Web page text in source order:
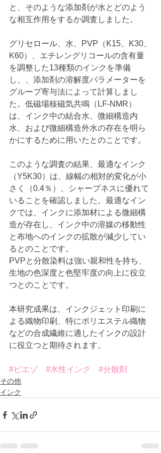
と、そのような添加剤が水とどのよう
な相互作用をするか調査しました。
グリセロール、水、PVP（K15、K30、
K60）、エチレングリコールの含有量
を調整した13種類のインクを準備
し、、添加剤の溶解度パラメーターを
グループ寄与法によって計算しまし
た。低磁場核磁気共鳴（LF-NMR）
は、インク中の結合水、微細構造内
水、および微細構造外水の存在を明ら
かにするために用いたとのことです。
このような調査の結果、最適なインク
（Y5K30）は、線幅の相対的変化が小
さく（0.4％）、シャープネスに優れて
いることを確認しました。最適なイン
クでは、インクに添加材による微細構
造が存在し、インク中の溶媒の移動性
と布地へのインクの拡散が減少してい
るとのことです。
PVPと分散染料は強い親和性を持ち、
生地の色深度と色堅牢度の向上に役立
つとのことです。
本研究成果は、インクジェット印刷に
よる織物印刷、特にポリエステル織物
などの合成繊維に適したインクの設計
に役立つと期待されます。
#ピエゾ #水性インク #分散剤
その他
インク